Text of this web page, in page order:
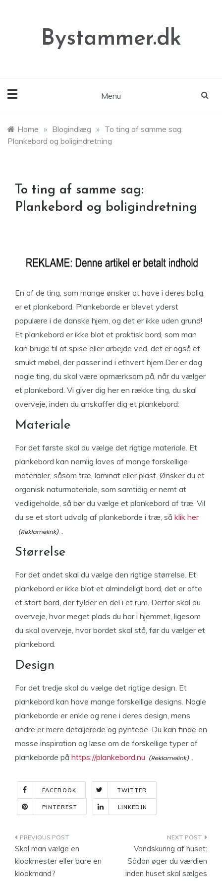
Bystammer.dk
Menu
Home » Blogindlæg » To ting af samme sag:
Plankebord og boligindretning
To ting af samme sag:
Plankebord og boligindretning
En af de ting, som mange ønsker at have i deres bolig,
er et plankebord. Plankeborde er blevet yderst
populære i de danske hjem, og det er ikke uden grund!
Et plankebord er ikke blot et praktisk bord, som man
kan bruge til at spise eller arbejde ved, det er også et
smukt møbel, der passer ind i ethvert hjem.Der er dog
nogle ting, du skal være opmærksom på, når du vælger
et plankebord. Vi giver dig her en række ting, du skal
overveje, inden du anskaffer dig et plankebord:
Materiale
For det første skal du vælge det rigtige materiale. Et
plankebord kan nemlig laves af mange forskellige
materialer, såsom træ, laminat eller plast. Ønsker du et
organisk naturmateriale, som samtidig er nemt at
vedligeholde, så bør du vælge et plankebord af træ. Vil
du se et stort udvalg af plankeborde i træ, så klik her
.
Størrelse
For det andet skal du vælge den rigtige størrelse. Et
plankebord er ikke blot et almindeligt bord, det er ofte
et stort bord, der fylder en del i et rum. Derfor skal du
overveje, hvor meget plads du har i hjemmet, ligesom
du skal overveje, hvor bordet skal stå, før du vælger et
plankebord.
Design
For det tredje skal du vælge det rigtige design. Et
plankebord kan have mange forskellige designs. Nogle
plankeborde er enkle og rene i deres design, mens
andre er mere detaljerede og pyntede. Du kan finde en
masse inspiration og læse om de forskellige typer af
plankeborde på https://plankebord.nu .
FACEBOOK TWITTER
PINTEREST LINKEDIN
Indlægsnavigation
Skal man vælge en
kloakmester eller bare en
kloakmand?
Vandskuring af huset:
Sådan øger du værdien
inden huset skal sælges